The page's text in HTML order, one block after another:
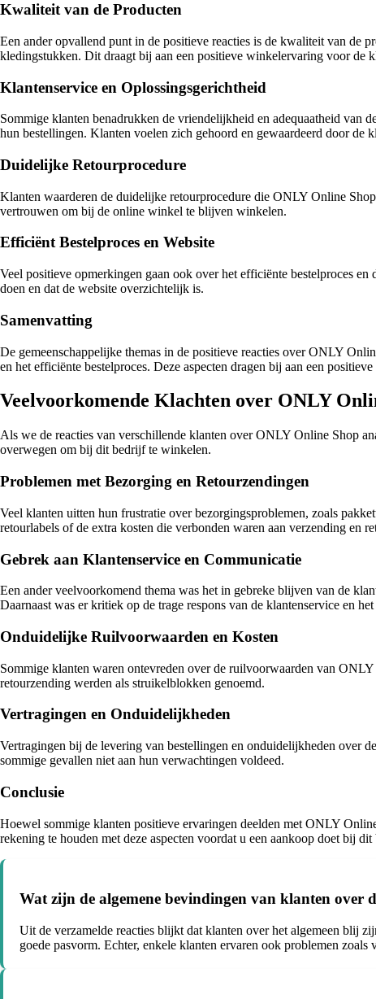
Kwaliteit van de Producten
Een ander opvallend punt in de positieve reacties is de kwaliteit van de
kledingstukken. Dit draagt bij aan een positieve winkelervaring voor de
Klantenservice en Oplossingsgerichtheid
Sommige klanten benadrukken de vriendelijkheid en adequaatheid van
hun bestellingen. Klanten voelen zich gehoord en gewaardeerd door de
Duidelijke Retourprocedure
Klanten waarderen de duidelijke retourprocedure die ONLY Online
vertrouwen om bij de online winkel te blijven winkelen.
Efficiënt Bestelproces en Website
Veel positieve opmerkingen gaan ook over het efficiënte bestelproces
doen en dat de website overzichtelijk is.
Samenvatting
De gemeenschappelijke themas in de positieve reacties over ONLY
en het efficiënte bestelproces. Deze aspecten dragen bij aan een
Veelvoorkomende Klachten over ONLY
Als we de reacties van verschillende klanten over ONLY Online Shop
overwegen om bij dit bedrijf te winkelen.
Problemen met Bezorging en Retourzendingen
Veel klanten uitten hun frustratie over bezorgingsproblemen, zoals
retourlabels of de extra kosten die verbonden waren aan verzending en
Gebrek aan Klantenservice en Communicatie
Een ander veelvoorkomend thema was het in gebreke blijven van de
Daarnaast was er kritiek op de trage respons van de klantenservice en
Onduidelijke Ruilvoorwaarden en Kosten
Sommige klanten waren ontevreden over de ruilvoorwaarden van
retourzending werden als struikelblokken genoemd.
Vertragingen en Onduidelijkheden
Vertragingen bij de levering van bestellingen en onduidelijkheden over
sommige gevallen niet aan hun verwachtingen voldeed.
Conclusie
Hoewel sommige klanten positieve ervaringen deelden met ONLY
rekening te houden met deze aspecten voordat u een aankoop doet bij
Wat zijn de algemene bevindingen van klanten over
Uit de verzamelde reacties blijkt dat klanten over het algemeen blij
goede pasvorm. Echter, enkele klanten ervaren ook problemen